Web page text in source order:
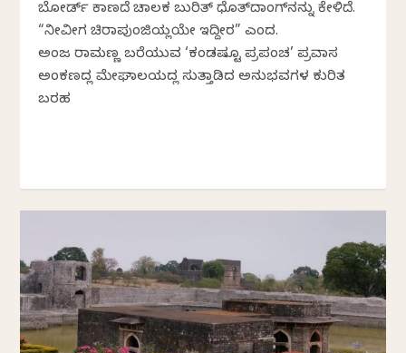
ಬೋರ್ಡ್ ಕಾಣದೆ ಚಾಲಕ ಬುರಿತ್ ಧೊತ್‍ದಾಂಗ್‍ನನ್ನು ಕೇಳಿದೆ.
“ನೀವೀಗ ಚಿರಾಪುಂಜಿಯಲ್ಲಿಯೇ ಇದ್ದೀರ” ಎಂದ.
ಅಂಜಲಿ ರಾಮಣ್ಣ ಬರೆಯುವ ‘ಕಂಡಷ್ಟೂ ಪ್ರಪಂಚ’ ಪ್ರವಾಸ
ಅಂಕಣದಲ್ಲಿ ಮೇಘಾಲಯದಲ್ಲಿ ಸುತ್ತಾಡಿದ ಅನುಭವಗಳ ಕುರಿತ
ಬರಹ